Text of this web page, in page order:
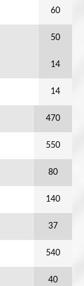
60
50
14
14
470
550
80
140
37
540
40